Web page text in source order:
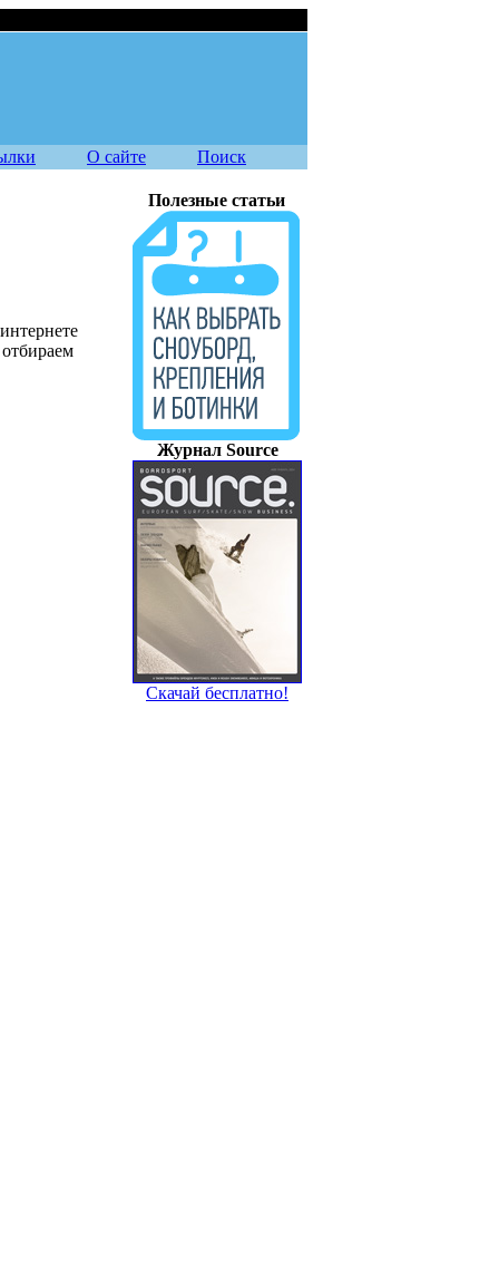
О сайте Поиск
Полезные статьи
Журнал Source
Скачай бесплатно!